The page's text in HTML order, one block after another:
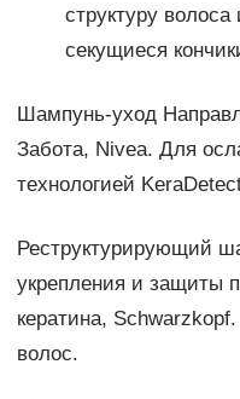
структуру волоса
секущиеся
Шампунь-уход
Забота, Nivea. Для
технологией
Реструктурирующий
укрепления и защиты
кератина,
волос.